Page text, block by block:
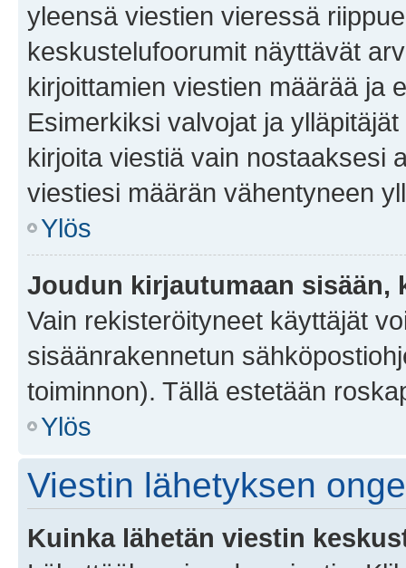
yleensä viestien vieressä
keskustelufoorumit näyttävät
kirjoittamien viestien määrää ja
Esimerkiksi valvojat ja
kirjoita viestiä vain nostaaksesi
viestiesi määrän vähentyneen
Ylös
Joudun kirjautumaan sisään,
Vain rekisteröityneet käyttäjät
sisäänrakennetun
toiminnon). Tällä estetään
Ylös
Viestin lähetyksen
Kuinka lähetän viestin